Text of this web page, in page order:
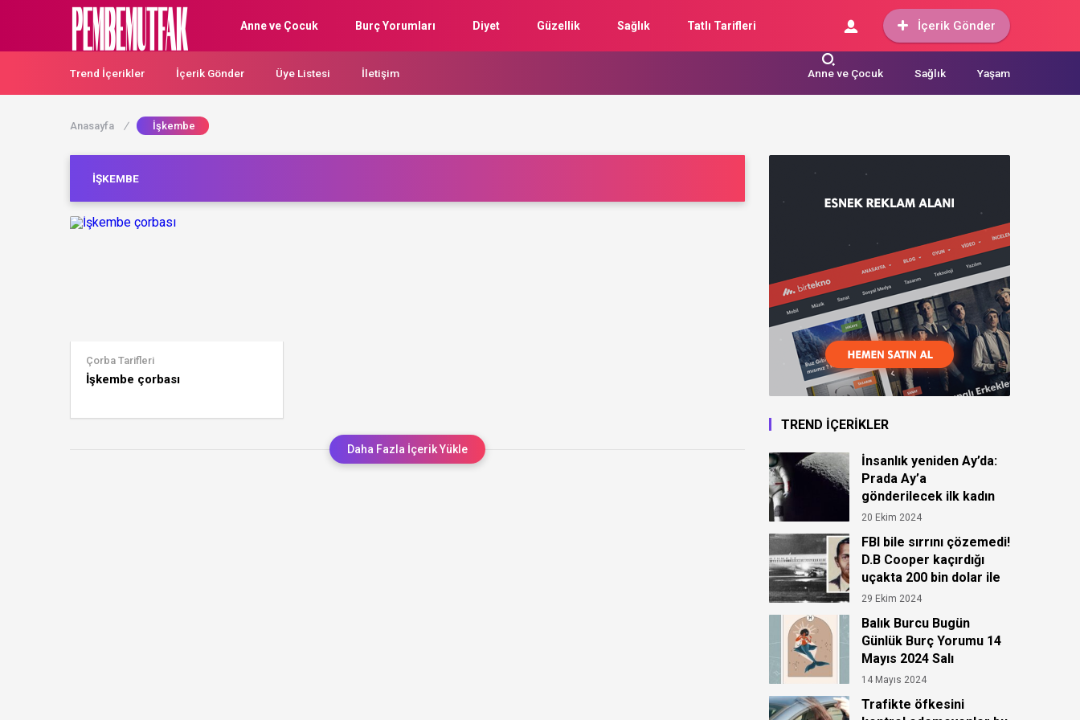
Anne ve Çocuk Burç Yorumları Diyet Güzellik Sağlık Tatlı Tarifleri İçerik Gönder
Trend İçerikler İçerik Gönder Üye Listesi İletişim Anne ve Çocuk Sağlık Yaşam
Anasayfa / İşkembe
İŞKEMBE
Çorba Tarifleri
İşkembe çorbası
Daha Fazla İçerik Yükle
TREND İÇERİKLER
İnsanlık yeniden Ay’da:
Prada Ay’a
gönderilecek ilk kadın
astronot için kıyafet
20 Ekim 2024
FBI bile sırrını çözemedi!
D.B Cooper kaçırdığı
uçakta 200 bin dolar ile
ortadan kayboldu!
29 Ekim 2024
Balık Burcu Bugün
Günlük Burç Yorumu 14
Mayıs 2024 Salı
14 Mayıs 2024
Trafikte öfkesini